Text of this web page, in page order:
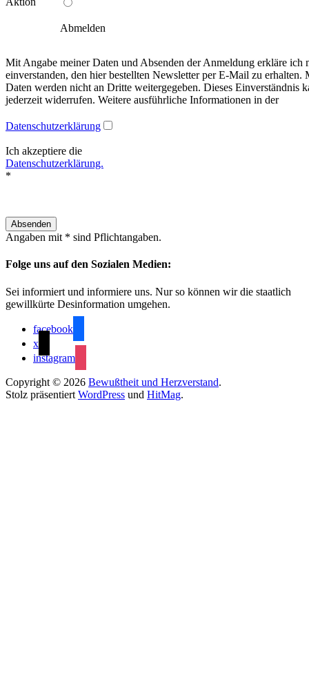
Abmelden
Mit Angabe meiner Daten und Absenden der Anmeldung erkläre ich
einverstanden, den hier bestellten Newsletter per E-Mail zu erhalten.
Daten werden nicht an Dritte weitergegeben. Dieses Einverständnis
jederzeit widerrufen. Weitere ausführliche Informationen in der
Datenschutzerklärung
Ich akzeptiere die
Datenschutzerklärung.
*
Angaben mit * sind Pflichtangaben.
Folge uns auf den Sozialen Medien:
Sei informiert und informiere uns. Nur so können wir die staatlich
gewillkürte Desinformation umgehen.
facebook
x
instagram
Copyright © 2026 Bewußtheit und Herzverstand.
Stolz präsentiert WordPress und HitMag.